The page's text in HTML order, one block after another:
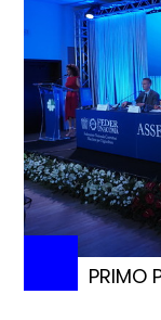
PRIMO